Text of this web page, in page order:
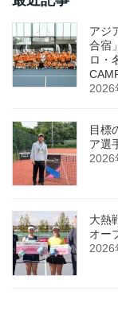
アジ
合宿
ロ・
2026
目標
ア選
2026
大熱
オー
2026